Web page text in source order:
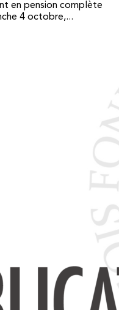
en pension complète
4 octobre,...